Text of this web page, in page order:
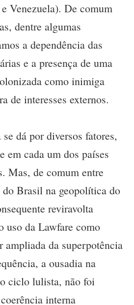
Venezuela). De comum
dentre algumas
a dependência das
e a presença de uma
como inimiga
de interesses externos.
dá por diversos fatores,
em cada um dos países
Mas, de comum entre
do Brasil na geopolítica do
reviravolta
uso da Lawfare como
ampliada da superpotência
a ousadia na
ciclo lulista, não foi
interna